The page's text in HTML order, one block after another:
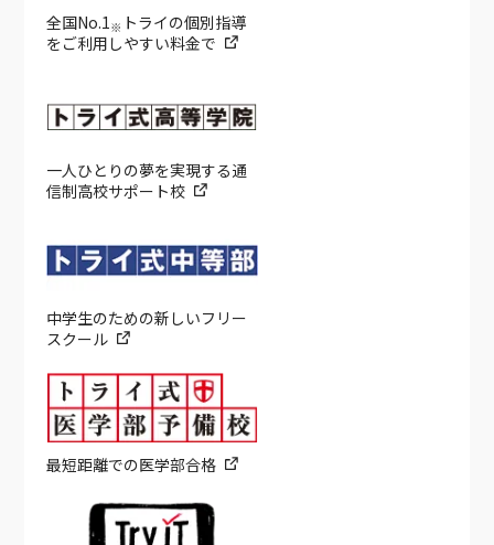
全国No.1※ トライの個別指導
をご利用しやすい料金で
一人ひとりの夢を実現する通
信制高校サポート校
中学生のための新しいフリー
スクール
最短距離での医学部合格